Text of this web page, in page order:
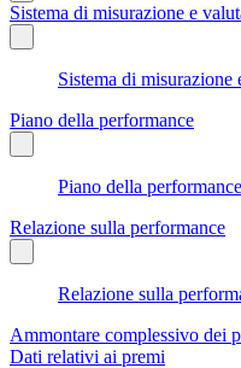
Sistema di misurazione e
Sistema di misurazione
Piano della performance
Piano della
Relazione sulla performance
Relazione sulla
Ammontare complessivo dei
Dati relativi ai premi